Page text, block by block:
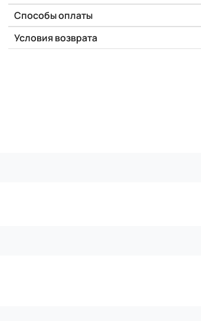
Способы оплаты
Условия возврата